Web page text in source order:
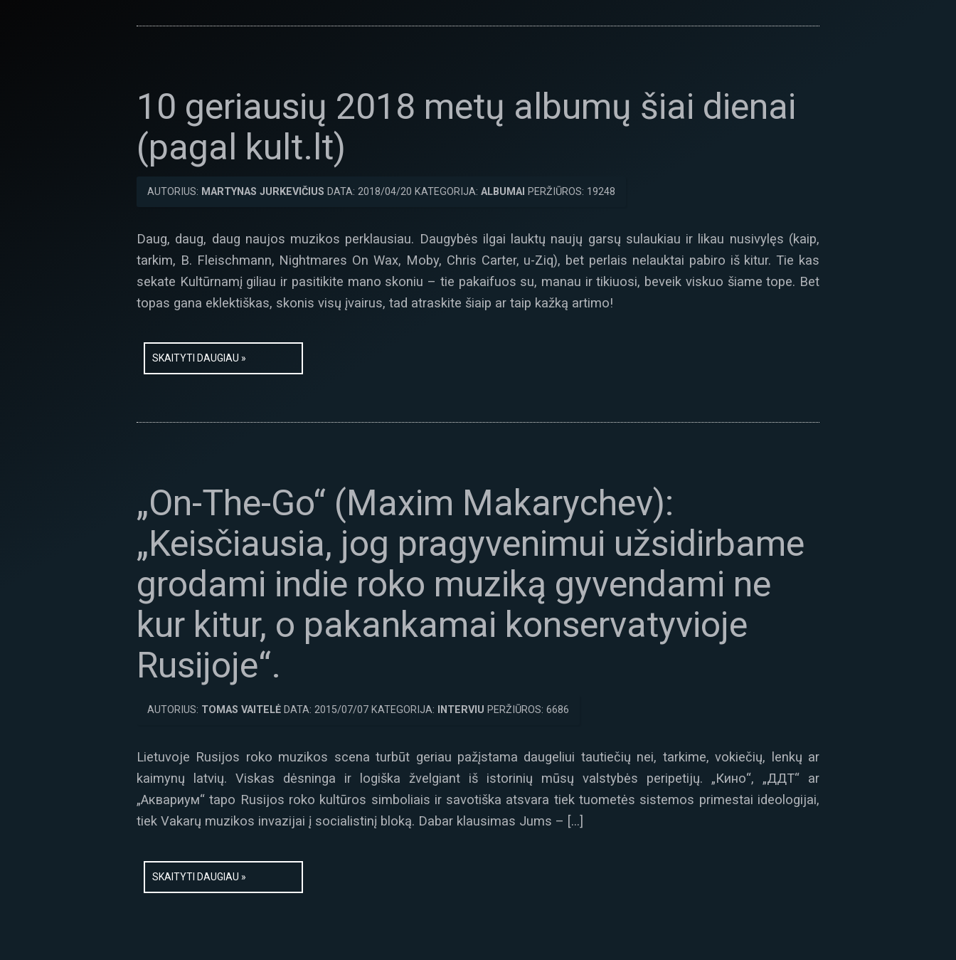
10 geriausių 2018 metų albumų šiai dienai
(pagal kult.lt)
AUTORIUS: MARTYNAS JURKEVIČIUS DATA: 2018/04/20 KATEGORIJA: ALBUMAI PERŽIŪROS: 19248
Daug, daug, daug naujos muzikos perklausiau. Daugybės ilgai lauktų naujų garsų sulaukiau ir likau nusivylęs (kaip,
tarkim, B. Fleischmann, Nightmares On Wax, Moby, Chris Carter, u-Ziq), bet perlais nelauktai pabiro iš kitur. Tie kas
sekate Kultūrnamį giliau ir pasitikite mano skoniu – tie pakaifuos su, manau ir tikiuosi, beveik viskuo šiame tope. Bet
topas gana eklektiškas, skonis visų įvairus, tad atraskite šiaip ar taip kažką artimo!
SKAITYTI DAUGIAU »
„On-The-Go“ (Maxim Makarychev):
„Keisčiausia, jog pragyvenimui užsidirbame
grodami indie roko muziką gyvendami ne
kur kitur, o pakankamai konservatyvioje
Rusijoje“.
AUTORIUS: TOMAS VAITELĖ DATA: 2015/07/07 KATEGORIJA: INTERVIU PERŽIŪROS: 6686
Lietuvoje Rusijos roko muzikos scena turbūt geriau pažįstama daugeliui tautiečių nei, tarkime, vokiečių, lenkų ar
kaimynų latvių. Viskas dėsninga ir logiška žvelgiant iš istorinių mūsų valstybės peripetijų. „Кино“, „ДДТ“ ar
„Аквариум“ tapo Rusijos roko kultūros simboliais ir savotiška atsvara tiek tuometės sistemos primestai ideologijai,
tiek Vakarų muzikos invazijai į socialistinį bloką. Dabar klausimas Jums – […]
SKAITYTI DAUGIAU »